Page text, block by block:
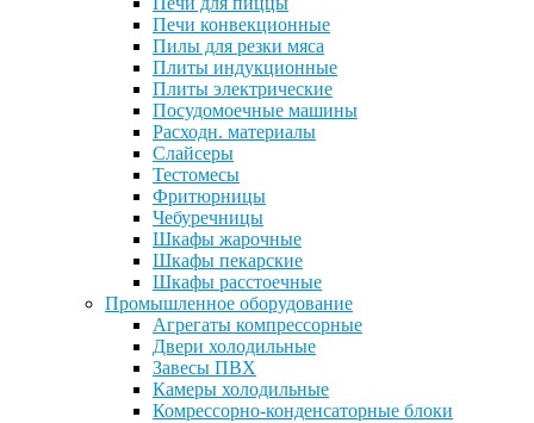
Печи конвекционные
Пилы для резки мяса
Плиты индукционные
Плиты электрические
Посудомоечные машины
Расходн. материалы
Слайсеры
Тестомесы
Фритюрницы
Чебуречницы
Шкафы жарочные
Шкафы пекарские
Шкафы расстоечные
Промышленное оборудование
Агрегаты компрессорные
Двери холодильные
Завесы ПВХ
Камеры холодильные
Комрессорно-конденсаторные блоки